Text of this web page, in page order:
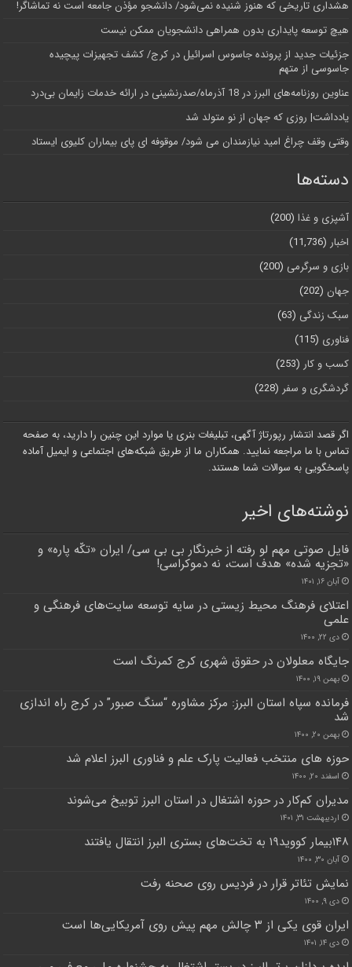
هشداری تاریخی که هنوز شنیده نمی‌شود/ دانشجو مؤذن جامعه است نه تماشاگر!
هیچ توسعه پایداری بدون همراهی دانشجویان ممکن نیست
جزئیات جدید از پرونده جاسوس اسرائیل در کرج/‌ کشف تجهیزات پیچیده
جاسوسی از متهم
عناوین روزنامه‌های البرز در ‌18 آذرماه/صدرنشینی در ارائه خدمات زایمان بی‌درد
یادداشت| روزی که جهان از نو متولد شد
وقتی وقف چراغ امید نیازمندان می شود/ موقوفه ای پای بیماران کلیوی ایستاد
دسته‌ها
آشپزی و غذا (200)
اخبار (11,736)
بازی و سرگرمی (200)
جهان (202)
سبک زندگی (63)
فناوری (115)
کسب و کار (253)
گردشگری و سفر (228)
اگر قصد انتشار رپورتاژ آگهی، تبلیغات بنری یا موارد این چنین را دارید، به صفحه
تماس با ما مراجعه نمایید. همکاران ما از طریق شبکه‌های اجتماعی و ایمیل آماده
پاسخگویی به سوالات شما هستند.
نوشته‌های اخیر
فایل صوتی مهم لو رفته از خبرنگار بی بی سی/ ایران «تکّه پاره» و
«تجزیه شده» هدف است، نه دموکراسی!
آبان ۱۶, ۱۴۰۱
اعتلای فرهنگ محیط زیستی در سایه توسعه سایت‌های فرهنگی و
علمی
دی ۲۲, ۱۴۰۰
جایگاه معلولان در حقوق شهری کرج کمرنگ است
بهمن ۱۹, ۱۴۰۰
فرمانده سپاه استان البرز: مرکز مشاوره “سنگ صبور” در کرج راه اندازی
شد
بهمن ۲۰, ۱۴۰۰
حوزه های منتخب فعالیت پارک علم و فناوری البرز اعلام شد
اسفند ۲۰, ۱۴۰۰
مدیران کم‌کار در حوزه اشتغال در استان البرز توبیخ می‌شوند
اردیبهشت ۳۱, ۱۴۰۱
۱۴۸بیمار کووید۱۹ به تخت‌های بستری البرز انتقال یافتند
آبان ۳۰, ۱۴۰۰
نمایش تئاتر قرار در فردیس روی صحنه رفت
دی ۹, ۱۴۰۰
ایران قوی یکی از ۳ چالش مهم پیش روی آمریکایی‌ها است
دی ۱۴, ۱۴۰۱